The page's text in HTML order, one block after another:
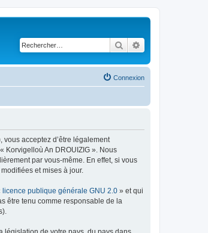
Rechercher
Connexion
acceptez d’être légalement
Korvigelloù An DROUIZIG ». Nous
par vous-même. En effet, si vous
et mises à jour.
licence publique générale GNU 2.0 » et qui
être tenu comme responsable de la